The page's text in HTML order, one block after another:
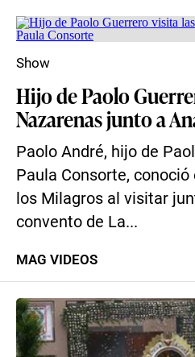
Hijo de Paolo
Nazarenas junto a
Paolo André, hijo de
Paula Consorte,
los Milagros al visitar
convento de La...
Show
MAG VIDEOS